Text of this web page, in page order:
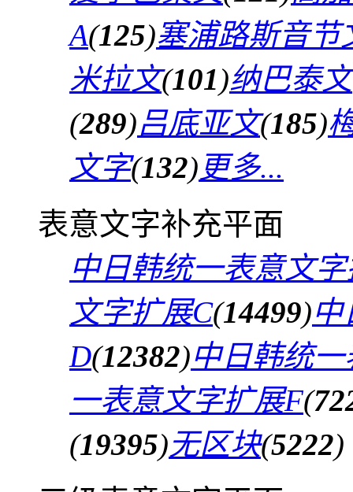
A(125)塞浦路斯音节
米拉文(101)纳巴泰文
(289)吕底亚文(185)
文字(132) 更多...
表意文字补充平面
中日韩统一表意文
文字扩展C(14499)
D(12382)中日韩统
一表意文字扩展F(
(19395)无区块(5222)